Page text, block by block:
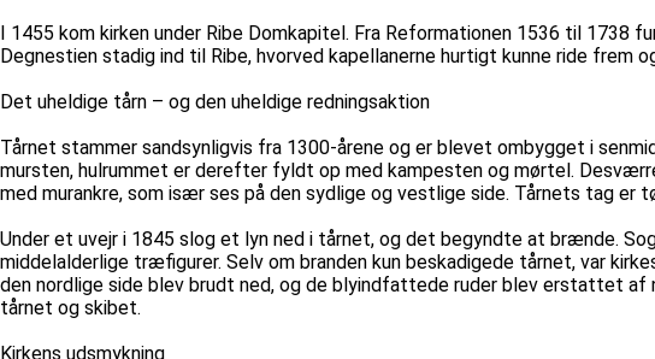
I 1455 kom kirken under Ribe Domkapitel. Fra Reformationen 1536 til
Degnestien stadig ind til Ribe, hvorved kapellanerne hurtigt kunne ride frem
Det uheldige tårn – og den uheldige redningsaktion
Tårnet stammer sandsynligvis fra 1300-årene og er blevet ombygget i
mursten, hulrummet er derefter fyldt op med kampesten og mørtel.
med murankre, som især ses på den sydlige og vestlige side. Tårnets tag er
Under et uvejr i 1845 slog et lyn ned i tårnet, og det begyndte at brænde.
middelalderlige træfigurer. Selv om branden kun beskadigede tårnet, var
den nordlige side blev brudt ned, og de blyindfattede ruder blev erstattet
tårnet og skibet.
Kirkens udsmykning